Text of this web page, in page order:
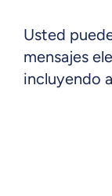
Usted
mensajes
incluyendo